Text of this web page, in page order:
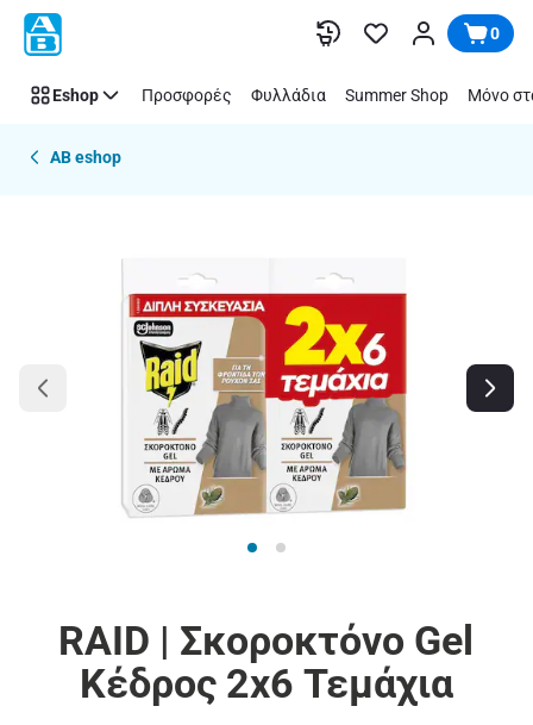
Παράλειψη 0
Eshop Προσφορές Φυλλάδια Summer Shop Μόνο
AB eshop
RAID | Σκοροκτόνο Gel
Κέδρος 2x6 Τεμάχια